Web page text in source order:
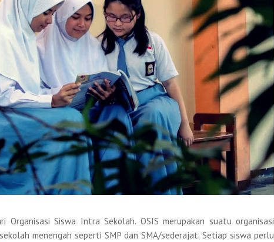
Organisasi Siswa Intra Sekolah. OSIS merupakan suatu organisasi
menengah seperti SMP dan SMA/sederajat. Setiap siswa perlu